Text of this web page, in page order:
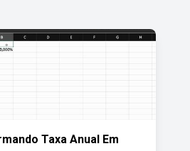
Taxa Anual Em